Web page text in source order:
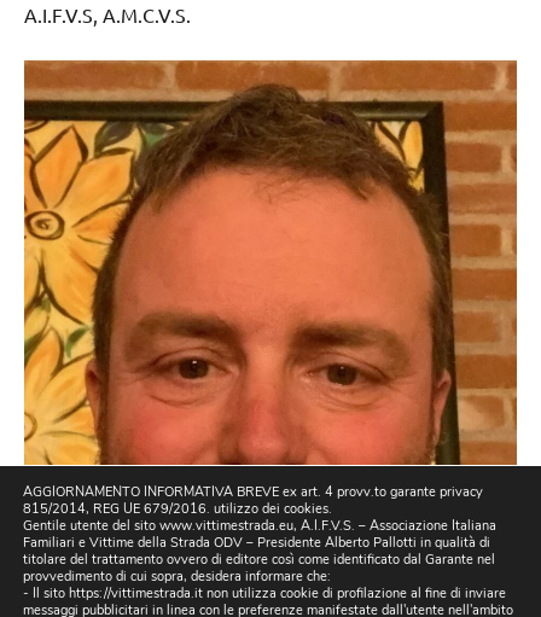
A.I.F.V.S, A.M.C.V.S.
AGGIORNAMENTO INFORMATIVA BREVE ex art. 4 provv.to garante privacy
815/2014, REG UE 679/2016. utilizzo dei cookies.
Gentile utente del sito www.vittimestrada.eu, A.I.F.V.S. – Associazione Italiana
Familiari e Vittime della Strada ODV – Presidente Alberto Pallotti in qualità di
titolare del trattamento ovvero di editore così come identificato dal Garante nel
provvedimento di cui sopra, desidera informare che:
- Il sito https://vittimestrada.it non utilizza cookie di profilazione al fine di inviare
messaggi pubblicitari in linea con le preferenze manifestate dall'utente nell'ambito